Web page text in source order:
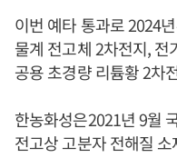
이번 예타 통과로 2024
물계 전고체 2차전지,
공용 초경량 리튬황 2차
한농화성은2021년 9월
전고상 고분자 전해질